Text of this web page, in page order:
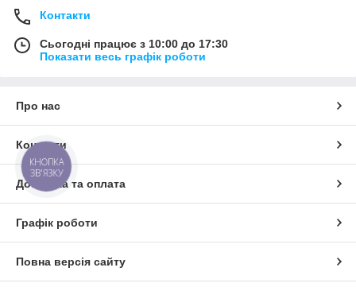
Контакти
Сьогодні працює з 10:00 до 17:30
Показати весь графік роботи
Про нас
Контакти
Доставка та оплата
Графік роботи
Повна версія сайту
КНОПКА
ЗВ'ЯЗКУ